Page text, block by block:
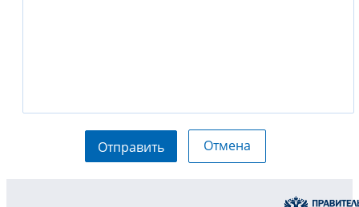
Отправить Отмена